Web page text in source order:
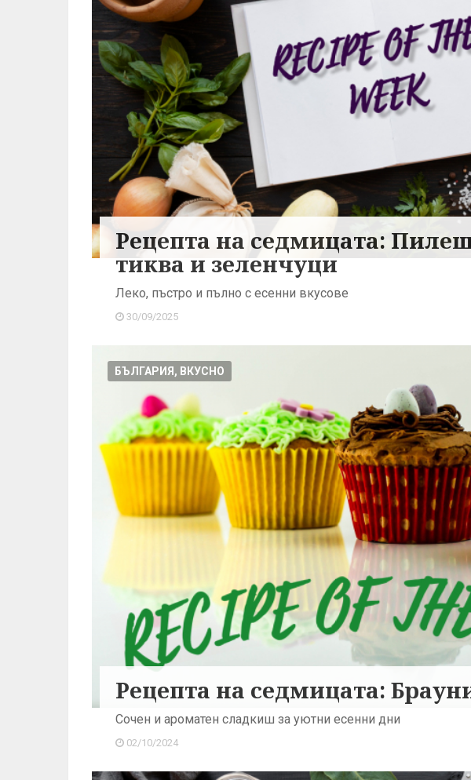
Рецепта на седмицата:
тиква и зеленчуци
Леко, пъстро и пълно с есенни вкусове
30/09/2025
БЪЛГАРИЯ, ВКУСНО
Рецепта на седмицата:
Сочен и ароматен сладкиш за уютни есенни дни
02/10/2024